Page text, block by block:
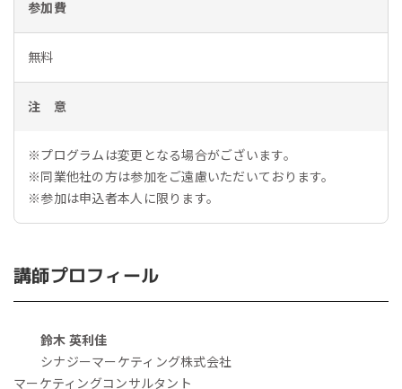
参加費
無料
注 意
※プログラムは変更となる場合がございます。
※同業他社の方は参加をご遠慮いただいております。
※参加は申込者本人に限ります。
講師プロフィール
鈴木 英利佳
シナジーマーケティング株式会社
マーケティングコンサルタント